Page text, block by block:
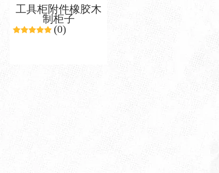
工具柜附件橡胶木
制柜子
(0)